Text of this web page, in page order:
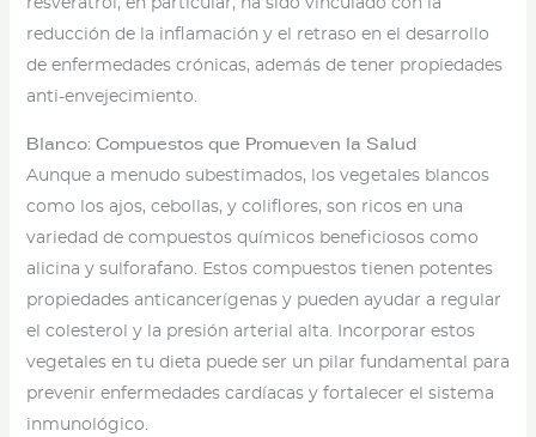
reducción de la inflamación y el retraso en el desarrollo
de enfermedades crónicas, además de tener propiedades
anti-envejecimiento.
Blanco: Compuestos que Promueven la Salud
Aunque a menudo subestimados, los vegetales blancos
como los ajos, cebollas, y coliflores, son ricos en una
variedad de compuestos químicos beneficiosos como
alicina y sulforafano. Estos compuestos tienen potentes
propiedades anticancerígenas y pueden ayudar a regular
el colesterol y la presión arterial alta. Incorporar estos
vegetales en tu dieta puede ser un pilar fundamental para
prevenir enfermedades cardíacas y fortalecer el sistema
inmunológico.